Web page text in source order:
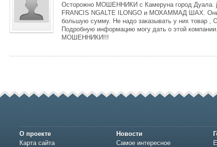
Осторожно МОШЕННИКИ c Камеруна город Дуала.
FRANCIS NGALTE ILONGO и МОХАММАД ШАХ.
большую сумму. Не надо заказывать у них
Подробную информацию могу дать о этой
МОШЕННИКИ!!!
О проекте
Карта сайта
Новости
Самое интересное